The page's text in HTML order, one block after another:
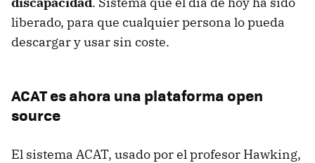
liberado, para que cualquier persona lo pueda
descargar y usar sin coste.
ACAT es ahora una plataforma open
source
El sistema ACAT, usado por el profesor Hawking,